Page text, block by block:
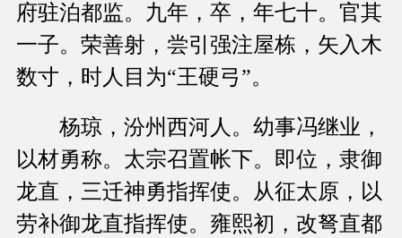
府驻泊都监。九年，卒，年七十。官其
一子。荣善射，尝引强注屋栋，矢入木
数寸，时人目为“王硬弓”。
杨琼，汾州西河人。幼事冯继业，
以材勇称。太宗召置帐下。即位，隶御
龙直，三迁神勇指挥使。从征太原，以
劳补御龙直指挥使。雍熙初，改弩直都